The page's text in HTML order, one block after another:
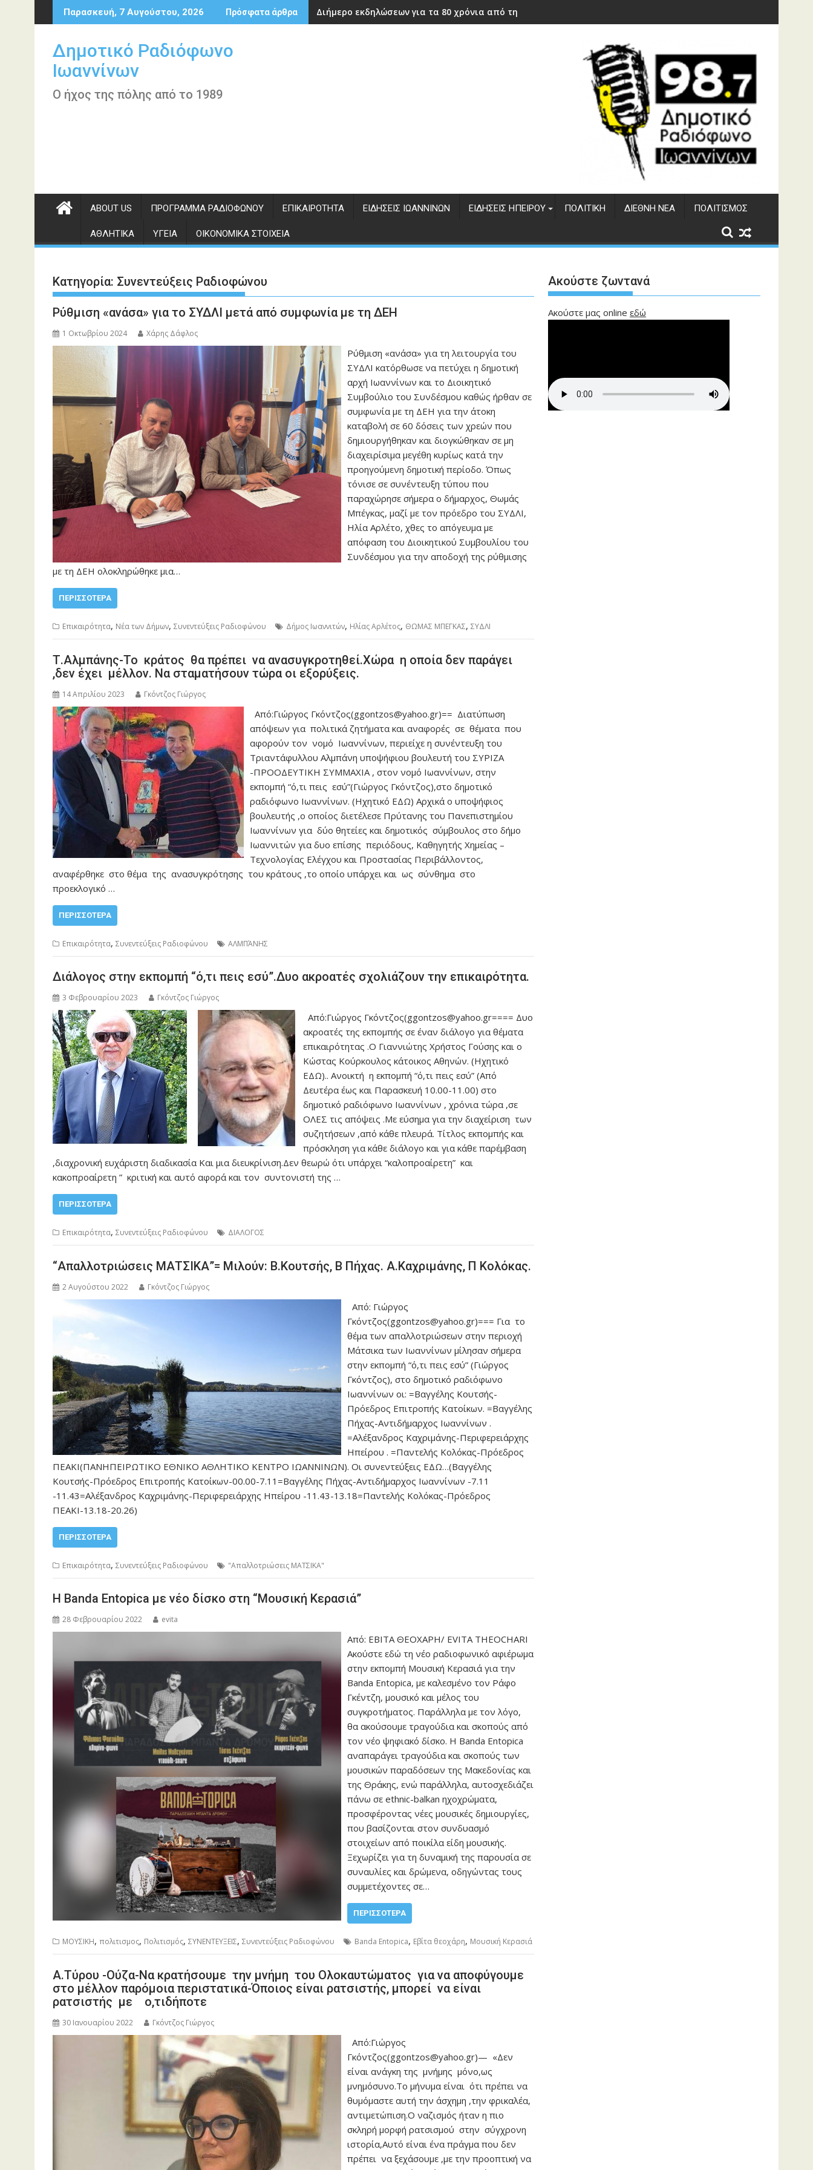
Περάστε
στο
Παρασκευή, 7 Αυγούστου, 2026 Πρόσφατα άρθρα Διήμερο εκδηλώσεων για τα 80 χρόνια από την ίδρυση του ΔΣΕ
Δημοτικό Ραδιόφωνο
Ιωαννίνων
Ο ήχος της πόλης από το 1989
ABOUT US ΠΡΌΓΡΑΜΜΑ ΡΑΔΙΟΦΏΝΟΥ ΕΠΙΚΑΙΡΌΤΗΤΑ ΕΙΔΉΣΕΙΣ ΙΩΑΝΝΊΝΩΝ ΕΙΔΉΣΕΙΣ ΗΠΕΊΡΟΥ ΠΟΛΙΤΙΚΉ ΔΙΕΘΝΉ ΝΈΑ ΠΟΛΙΤΙΣΜΌΣ
ΑΘΛΗΤΙΚΆ ΥΓΕΊΑ ΟΙΚΟΝΟΜΙΚΆ ΣΤΟΙΧΕΊΑ
Κατηγορία: Συνεντεύξεις Ραδιοφώνου
Ρύθμιση «ανάσα» για το ΣΥΔΛΙ μετά από συμφωνία με τη ΔΕΗ
1 Οκτωβρίου 2024 Χάρης Δάφλος
Ρύθμιση «ανάσα» για τη λειτουργία του
ΣΥΔΛΙ κατόρθωσε να πετύχει η δημοτική
αρχή Ιωαννίνων και το Διοικητικό
Συμβούλιο του Συνδέσμου καθώς ήρθαν σε
συμφωνία με τη ΔΕΗ για την άτοκη
καταβολή σε 60 δόσεις των χρεών που
δημιουργήθηκαν και διογκώθηκαν σε μη
διαχειρίσιμα μεγέθη κυρίως κατά την
προηγούμενη δημοτική περίοδο. Όπως
τόνισε σε συνέντευξη τύπου που
παραχώρησε σήμερα ο δήμαρχος, Θωμάς
Μπέγκας, μαζί με τον πρόεδρο του ΣΥΔΛΙ,
Ηλία Αρλέτο, χθες το απόγευμα με
απόφαση του Διοικητικού Συμβουλίου του
Συνδέσμου για την αποδοχή της ρύθμισης
με τη ΔΕΗ ολοκληρώθηκε μια…
ΠΕΡΙΣΣΌΤΕΡΑ
Επικαιρότητα, Νέα των Δήμων, Συνεντεύξεις Ραδιοφώνου Δήμος Ιωαννιτών, Ηλίας Αρλέτος, ΘΩΜΑΣ ΜΠΕΓΚΑΣ, ΣΥΔΛΙ
Τ.Αλμπάνης-Το κράτος θα πρέπει να ανασυγκροτηθεί.Χώρα η οποία δεν παράγει
,δεν έχει μέλλον. Να σταματήσουν τώρα οι εξορύξεις.
14 Απριλίου 2023 Γκόντζος Γιώργος
Από:Γιώργος Γκόντζος(ggontzos@yahoo.gr)== Διατύπωση
απόψεων για πολιτικά ζητήματα και αναφορές σε θέματα που
αφορούν τον νομό Ιωαννίνων, περιείχε η συνέντευξη του
Τριαντάφυλλου Αλμπάνη υποψήφιου βουλευτή του ΣΥΡΙΖΑ
-ΠΡΟΟΔΕΥΤΙΚΗ ΣΥΜΜΑΧΙΑ , στον νομό Ιωαννίνων, στην
εκπομπή “ό,τι πεις εσύ”(Γιώργος Γκόντζος),στο δημοτικό
ραδιόφωνο Ιωαννίνων. (Ηχητικό ΕΔΩ) Αρχικά ο υποψήφιος
βουλευτής ,ο οποίος διετέλεσε Πρύτανης του Πανεπιστημίου
Ιωαννίνων για δύο θητείες και δημοτικός σύμβουλος στο δήμο
Ιωαννιτών για δυο επίσης περιόδους, Καθηγητής Χημείας –
Τεχνολογίας Ελέγχου και Προστασίας Περιβάλλοντος,
αναφέρθηκε στο θέμα της ανασυγκρότησης του κράτους ,το οποίο υπάρχει και ως σύνθημα στο
προεκλογικό …
ΠΕΡΙΣΣΌΤΕΡΑ
Επικαιρότητα, Συνεντεύξεις Ραδιοφώνου ΑΛΜΠΆΝΗΣ
Διάλογος στην εκπομπή “ό,τι πεις εσύ”.Δυο ακροατές σχολιάζουν την επικαιρότητα.
3 Φεβρουαρίου 2023 Γκόντζος Γιώργος
Από:Γιώργος Γκόντζος(ggontzos@yahoo.gr==== Δυο
ακροατές της εκπομπής σε έναν διάλογο για θέματα
επικαιρότητας .Ο Γιαννιώτης Χρήστος Γούσης και ο
Κώστας Κούρκουλος κάτοικος Αθηνών. (Ηχητικό
ΕΔΩ).. Ανοικτή η εκπομπή “ό,τι πεις εσύ” (Από
Δευτέρα έως και Παρασκευή 10.00-11.00) στο
δημοτικό ραδιόφωνο Ιωαννίνων , χρόνια τώρα ,σε
ΟΛΕΣ τις απόψεις .Με εύσημα για την διαχείριση των
συζητήσεων ,από κάθε πλευρά. Τίτλος εκπομπής και
πρόσκληση για κάθε διάλογο και για κάθε παρέμβαση
,διαχρονική ευχάριστη διαδικασία Και μια διευκρίνιση.Δεν θεωρώ ότι υπάρχει “καλοπροαίρετη” και
κακοπροαίρετη ” κριτική και αυτό αφορά και τον συντονιστή της …
ΠΕΡΙΣΣΌΤΕΡΑ
Επικαιρότητα, Συνεντεύξεις Ραδιοφώνου ΔΙΑΛΟΓΟΣ
“Απαλλοτριώσεις ΜΑΤΣΙΚΑ”= Μιλούν: Β.Κουτσής, Β Πήχας. Α.Καχριμάνης, Π Κολόκας.
2 Αυγούστου 2022 Γκόντζος Γιώργος
Από: Γιώργος
Γκόντζος(ggontzos@yahoo.gr)=== Για το
θέμα των απαλλοτριώσεων στην περιοχή
Μάτσικα των Ιωαννίνων μίλησαν σήμερα
στην εκπομπή “ό,τι πεις εσύ” (Γιώργος
Γκόντζος), στο δημοτικό ραδιόφωνο
Ιωαννίνων οι: =Βαγγέλης Κουτσής-
Πρόεδρος Επιτροπής Κατοίκων. =Βαγγέλης
Πήχας-Αντιδήμαρχος Ιωαννίνων .
=Αλέξανδρος Καχριμάνης-Περιφερειάρχης
Ηπείρου . =Παντελής Κολόκας-Πρόεδρος
ΠΕΑΚΙ(ΠΑΝΗΠΕΙΡΩΤΙΚΟ ΕΘΝΙΚΟ ΑΘΛΗΤΙΚΟ ΚΕΝΤΡΟ ΙΩΑΝΝΙΝΩΝ). Οι συνεντεύξεις ΕΔΩ…(Βαγγέλης
Κουτσής-Πρόεδρος Επιτροπής Κατοίκων-00.00-7.11=Βαγγέλης Πήχας-Αντιδήμαρχος Ιωαννίνων -7.11
-11.43=Αλέξανδρος Καχριμάνης-Περιφερειάρχης Ηπείρου -11.43-13.18=Παντελής Κολόκας-Πρόεδρος
ΠΕΑΚΙ-13.18-20.26)
ΠΕΡΙΣΣΌΤΕΡΑ
Επικαιρότητα, Συνεντεύξεις Ραδιοφώνου "Απαλλοτριώσεις ΜΑΤΣΙΚΑ"
Η Banda Entopica με νέο δίσκο στη “Μουσική Κερασιά”
28 Φεβρουαρίου 2022 evita
Από: ΕΒΙΤΑ ΘΕΟΧΑΡΗ/ EVITA THEOCHARI
Ακούστε εδώ τη νέο ραδιοφωνικό αφιέρωμα
στην εκπομπή Μουσική Κερασιά για την
Banda Entopica, με καλεσμένο τον Ράφο
Γκέντζη, μουσικό και μέλος του
συγκροτήματος. Παράλληλα με τον λόγο,
θα ακούσουμε τραγούδια και σκοπούς από
τον νέο ψηφιακό δίσκο. Η Banda Entopica
αναπαράγει τραγούδια και σκοπούς των
μουσικών παραδόσεων της Μακεδονίας και
της Θράκης, ενώ παράλληλα, αυτοσχεδιάζει
πάνω σε ethnic-balkan ηχοχρώματα,
προσφέροντας νέες μουσικές δημιουργίες,
που βασίζονται στον συνδυασμό
στοιχείων από ποικίλα είδη μουσικής.
Ξεχωρίζει για τη δυναμική της παρουσία σε
συναυλίες και δρώμενα, οδηγώντας τους
συμμετέχοντες σε…
ΠΕΡΙΣΣΌΤΕΡΑ
ΜΟΥΣΙΚΗ, πολιτισμος, Πολιτισμός, ΣΥΝΕΝΤΕΥΞΕΙΣ, Συνεντεύξεις Ραδιοφώνου Banda Entopica, Εβίτα θεοχάρη, Μουσική Κερασιά
Α.Τύρου -Ούζα-Να κρατήσουμε την μνήμη του Ολοκαυτώματος για να αποφύγουμε
στο μέλλον παρόμοια περιστατικά-Όποιος είναι ρατσιστής, μπορεί να είναι
ρατσιστής με ο,τιδήποτε
30 Ιανουαρίου 2022 Γκόντζος Γιώργος
Από:Γιώργος
Γκόντζος(ggontzos@yahoo.gr)— «Δεν
είναι ανάγκη της μνήμης μόνο,ως
μνημόσυνο.Το μήνυμα είναι ότι πρέπει να
θυμόμαστε αυτή την άσχημη ,την φρικαλέα,
αντιμετώπιση.Ο ναζισμός ήταν η πιο
σκληρή μορφή ρατσισμού στην σύγχρονη
ιστορία,Αυτό είναι ένα πράγμα που δεν
πρέπει να ξεχάσουμε ,με την προοπτική να
Ακούστε ζωντανά
Ακούστε μας online εδώ